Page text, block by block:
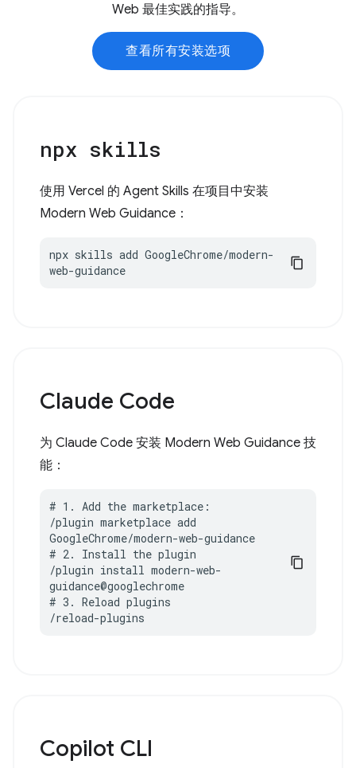
Web 最佳实践的指导。
查看所有安装选项
npx skills
使用 Vercel 的 Agent Skills 在项目中安装
Modern Web Guidance：
npx skills add GoogleChrome/modern-
web-guidance
Claude Code
为 Claude Code 安装 Modern Web Guidance 技
能：
# 1. Add the marketplace:
/plugin marketplace add
GoogleChrome/modern-web-guidance
# 2. Install the plugin
/plugin install modern-web-
guidance@googlechrome
# 3. Reload plugins
/reload-plugins
Copilot CLI